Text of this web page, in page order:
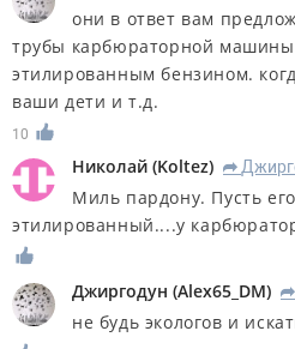
они в ответ вам
трубы карбюраторной
этилированным бензином.
ваши дети и т.д.
10
Николай (Koltez) R
Миль пардону. Пусть
этилированный....у
Джиргодун (Alex65_DM) R
не будь экологов и